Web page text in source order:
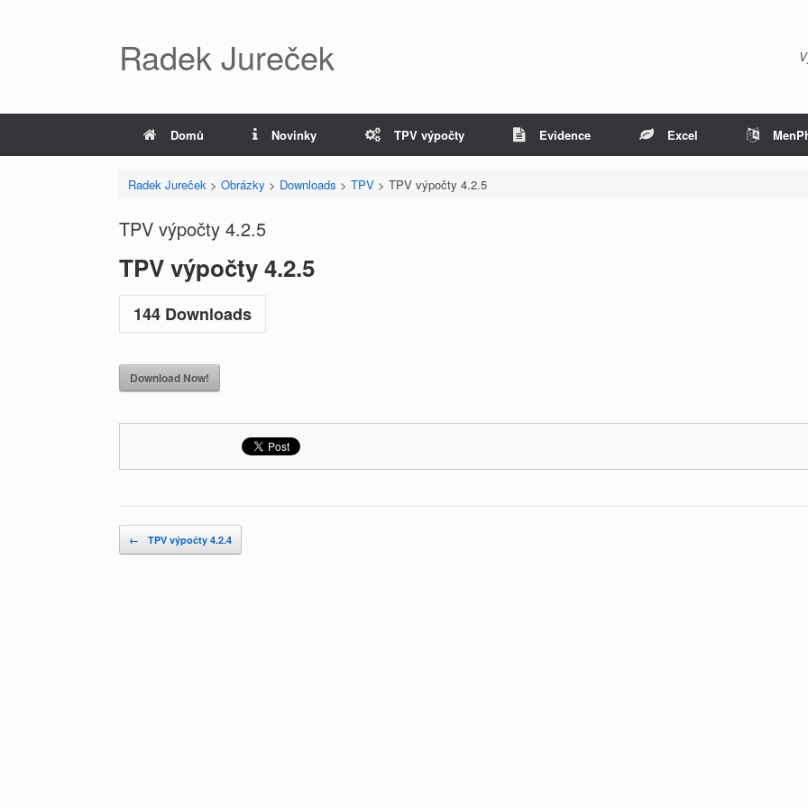
Radek Jureček
Domů Novinky TPV výpočty Evidence Excel
Radek Jureček > Obrázky > Downloads > TPV> TPV výpočty 4.2.5
TPV výpočty 4.2.5
TPV výpočty 4.2.5
144 Downloads
Download Now!
Post navigation
← TPV výpočty 4.2.4